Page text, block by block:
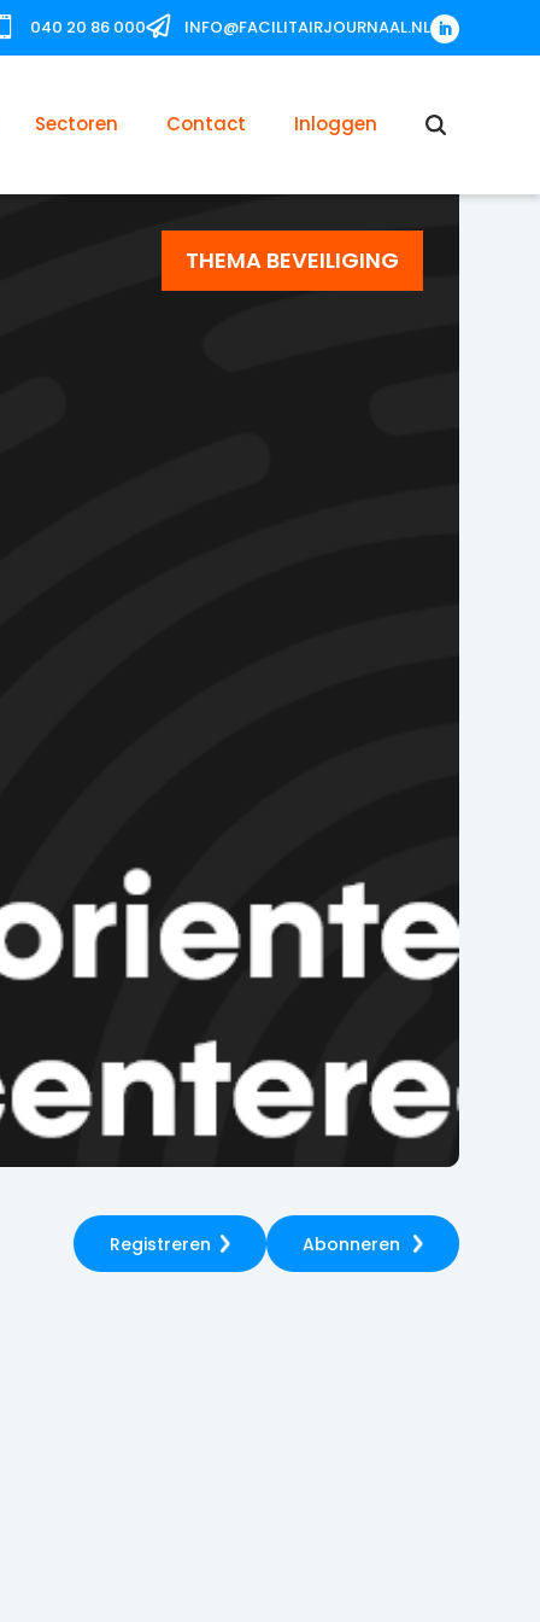
 040 20 86 000 INFO@FACILITAIRJOURNAAL.NL
Sectoren Contact Inloggen
THEMA BEVEILIGING
Registreren Abonneren